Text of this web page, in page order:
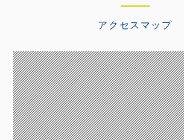
アクセスマップ